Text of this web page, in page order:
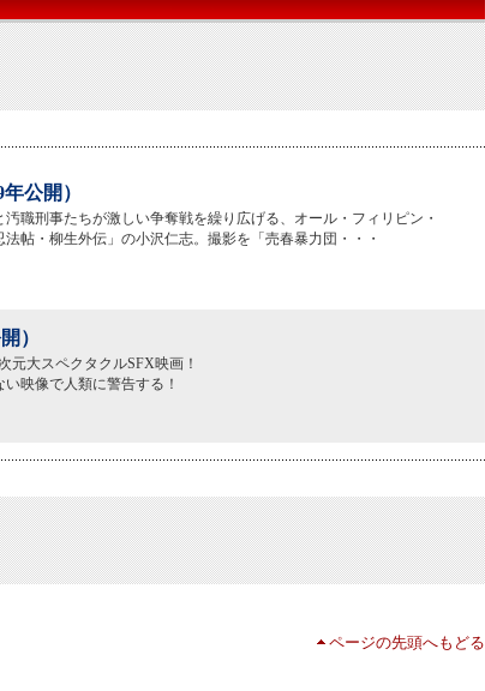
公開）
職刑事たちが激しい争奪戦を繰り広げる、オール・フィリピン・
帖・柳生外伝」の小沢仁志。撮影を「売春暴力団・・・
）
元大スペクタクルSFX映画！
映像で人類に警告する！
ページの先頭へもどる